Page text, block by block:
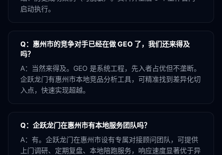
启动执行。
Q： 惠州市的竞争对手已经在做 GEO 了，我们还来得及
吗？
A：
当然来得及。GEO 是系统工程，先入者占优但不垄断。
企跃龙门有惠州市本地竞品分析工具，可精准找到差异化切
入点，快速实现超越。
Q： 企跃龙门在惠州市有本地服务团队吗？
A： 有。企跃龙门在惠州市设有专属对接顾问团队，可提供
上门调研、定期复盘、本地陪跑服务，响应速度显著优于异